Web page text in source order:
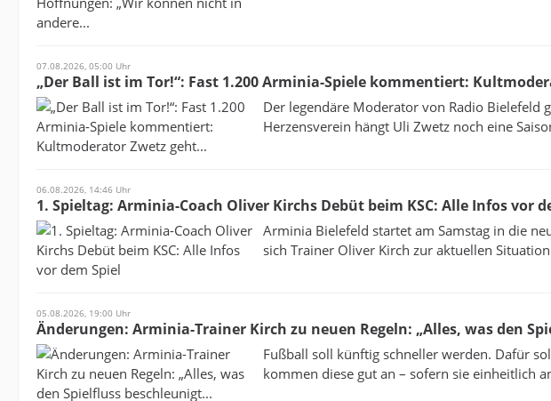
07.08.2026, 05:00 Uhr
„Der Ball ist im Tor!“: Fast 1.200 Arminia-Spiele kommentiert:
Der legendäre Moderator von Radio Bielefeld
Herzensverein hängt Uli Zwetz noch eine
06.08.2026, 14:46 Uhr
1. Spieltag: Arminia-Coach Oliver Kirchs Debüt beim KSC: Alle Infos vor
Arminia Bielefeld startet am Samstag in die
sich Trainer Oliver Kirch zur aktuellen
05.08.2026, 19:00 Uhr
Änderungen: Arminia-Trainer Kirch zu neuen Regeln: „Alles, was den
Fußball soll künftig schneller werden. Dafür
kommen diese gut an – sofern sie einheitlich